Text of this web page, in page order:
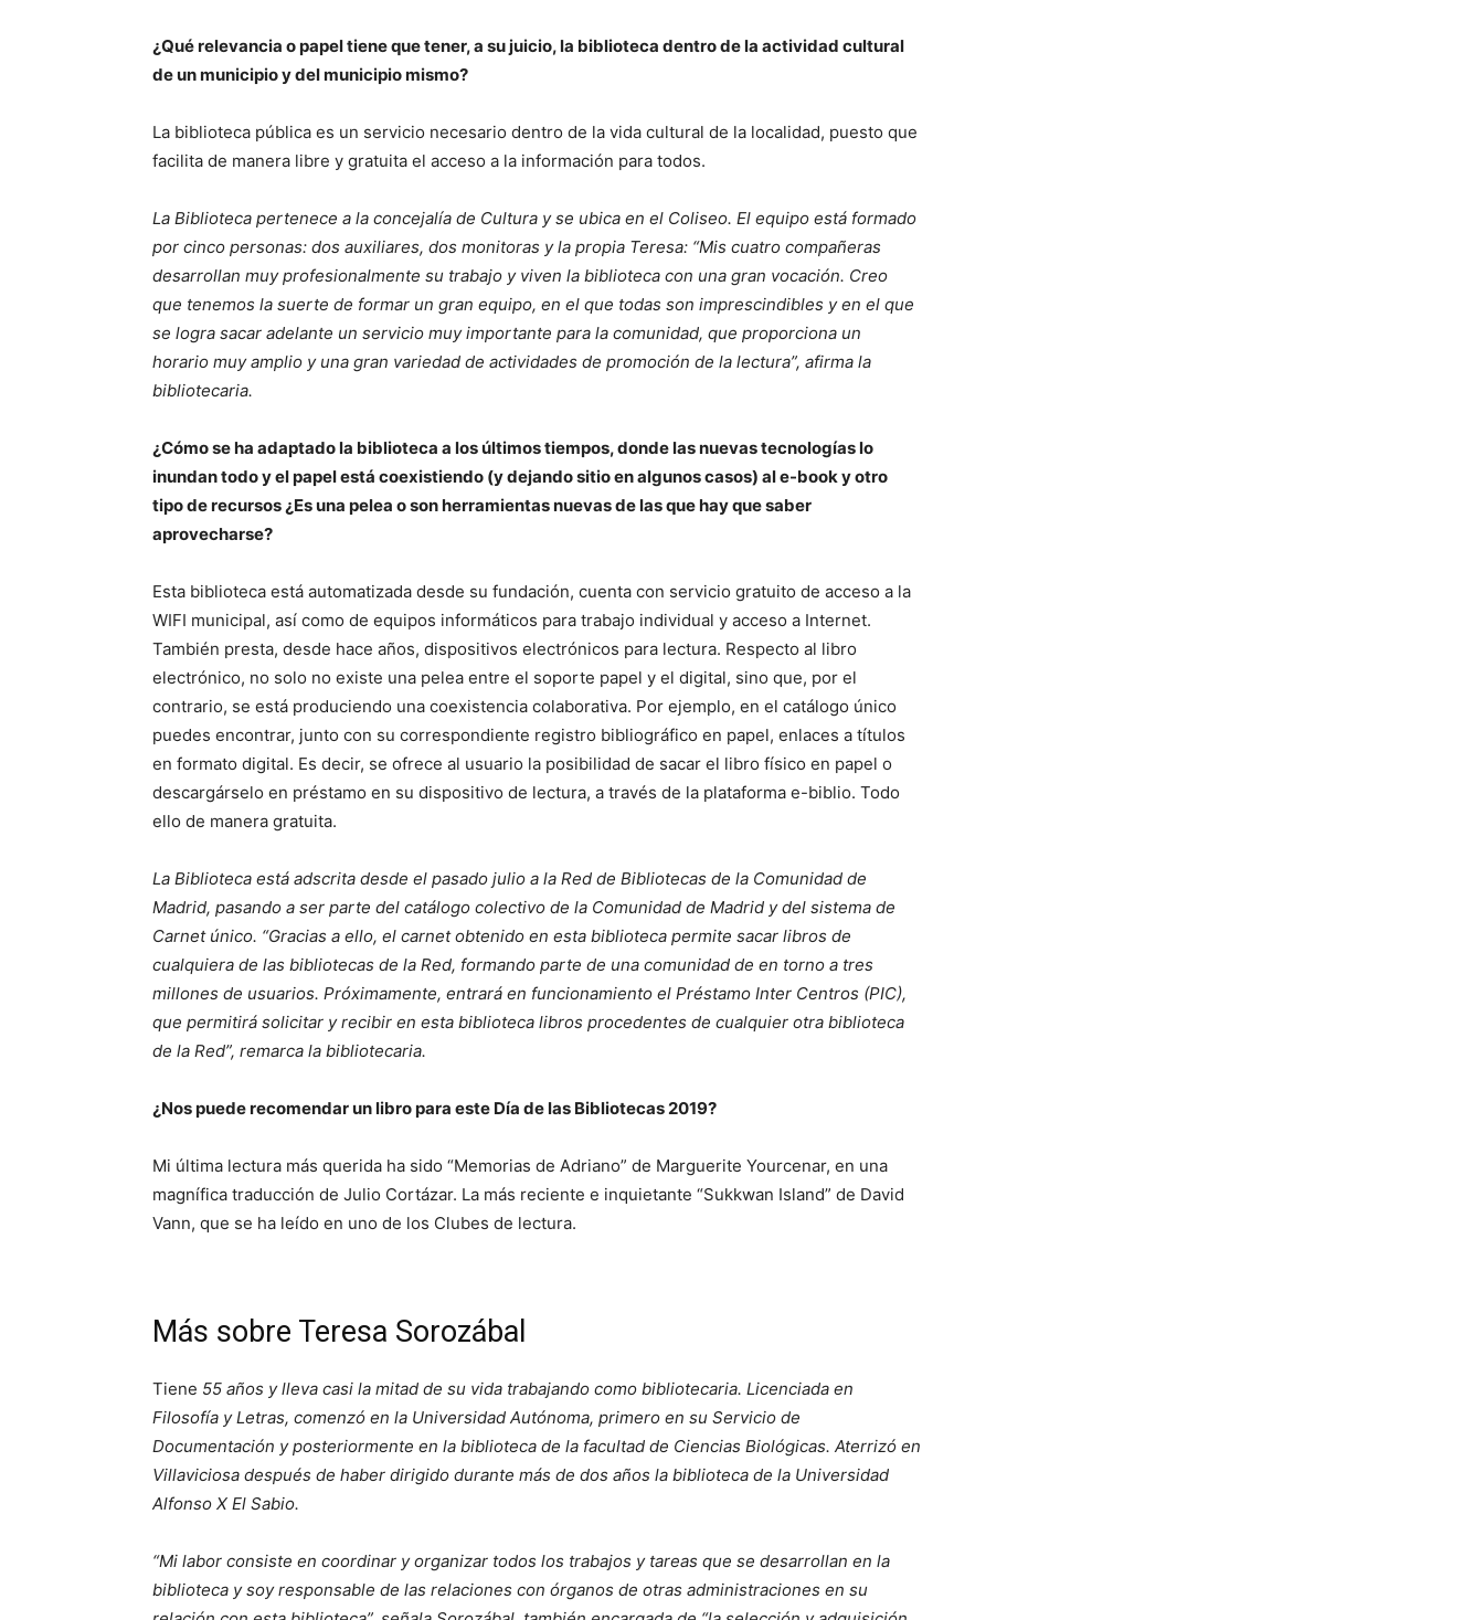
¿Qué relevancia o papel tiene que tener, a su juicio, la biblioteca dentro de la actividad cultural
de un municipio y del municipio mismo?
La biblioteca pública es un servicio necesario dentro de la vida cultural de la localidad, puesto que
facilita de manera libre y gratuita el acceso a la información para todos.
La Biblioteca pertenece a la concejalía de Cultura y se ubica en el Coliseo. El equipo está formado
por cinco personas: dos auxiliares, dos monitoras y la propia Teresa: “Mis cuatro compañeras
desarrollan muy profesionalmente su trabajo y viven la biblioteca con una gran vocación. Creo
que tenemos la suerte de formar un gran equipo, en el que todas son imprescindibles y en el que
se logra sacar adelante un servicio muy importante para la comunidad, que proporciona un
horario muy amplio y una gran variedad de actividades de promoción de la lectura”, afirma la
bibliotecaria.
¿Cómo se ha adaptado la biblioteca a los últimos tiempos, donde las nuevas tecnologías lo
inundan todo y el papel está coexistiendo (y dejando sitio en algunos casos) al e-book y otro
tipo de recursos ¿Es una pelea o son herramientas nuevas de las que hay que saber
aprovecharse?
Esta biblioteca está automatizada desde su fundación, cuenta con servicio gratuito de acceso a la
WIFI municipal, así como de equipos informáticos para trabajo individual y acceso a Internet.
También presta, desde hace años, dispositivos electrónicos para lectura. Respecto al libro
electrónico, no solo no existe una pelea entre el soporte papel y el digital, sino que, por el
contrario, se está produciendo una coexistencia colaborativa. Por ejemplo, en el catálogo único
puedes encontrar, junto con su correspondiente registro bibliográfico en papel, enlaces a títulos
en formato digital. Es decir, se ofrece al usuario la posibilidad de sacar el libro físico en papel o
descargárselo en préstamo en su dispositivo de lectura, a través de la plataforma e-biblio. Todo
ello de manera gratuita.
La Biblioteca está adscrita desde el pasado julio a la Red de Bibliotecas de la Comunidad de
Madrid, pasando a ser parte del catálogo colectivo de la Comunidad de Madrid y del sistema de
Carnet único. “Gracias a ello, el carnet obtenido en esta biblioteca permite sacar libros de
cualquiera de las bibliotecas de la Red, formando parte de una comunidad de en torno a tres
millones de usuarios. Próximamente, entrará en funcionamiento el Préstamo Inter Centros (PIC),
que permitirá solicitar y recibir en esta biblioteca libros procedentes de cualquier otra biblioteca
de la Red”, remarca la bibliotecaria.
¿Nos puede recomendar un libro para este Día de las Bibliotecas 2019?
Mi última lectura más querida ha sido “Memorias de Adriano” de Marguerite Yourcenar, en una
magnífica traducción de Julio Cortázar. La más reciente e inquietante “Sukkwan Island” de David
Vann, que se ha leído en uno de los Clubes de lectura.
Más sobre Teresa Sorozábal
Tiene 55 años y lleva casi la mitad de su vida trabajando como bibliotecaria. Licenciada en
Filosofía y Letras, comenzó en la Universidad Autónoma, primero en su Servicio de
Documentación y posteriormente en la biblioteca de la facultad de Ciencias Biológicas. Aterrizó en
Villaviciosa después de haber dirigido durante más de dos años la biblioteca de la Universidad
Alfonso X El Sabio.
“Mi labor consiste en coordinar y organizar todos los trabajos y tareas que se desarrollan en la
biblioteca y soy responsable de las relaciones con órganos de otras administraciones en su